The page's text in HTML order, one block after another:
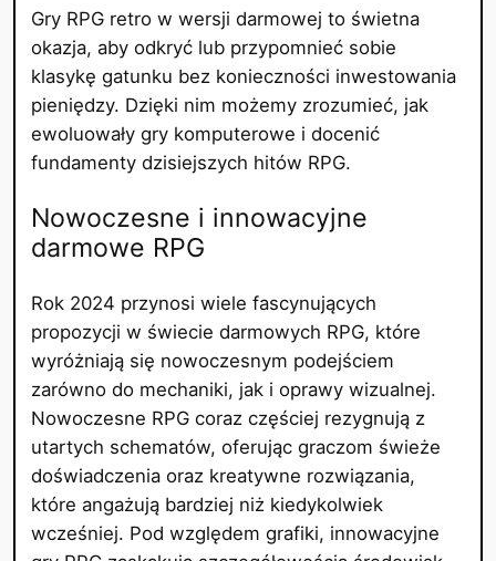
Gry RPG retro w wersji darmowej to świetna
okazja, aby odkryć lub przypomnieć sobie
klasykę gatunku bez konieczności inwestowania
pieniędzy. Dzięki nim możemy zrozumieć, jak
ewoluowały gry komputerowe i docenić
fundamenty dzisiejszych hitów RPG.
Nowoczesne i innowacyjne
darmowe RPG
Rok 2024 przynosi wiele fascynujących
propozycji w świecie darmowych RPG, które
wyróżniają się nowoczesnym podejściem
zarówno do mechaniki, jak i oprawy wizualnej.
Nowoczesne RPG coraz częściej rezygnują z
utartych schematów, oferując graczom świeże
doświadczenia oraz kreatywne rozwiązania,
które angażują bardziej niż kiedykolwiek
wcześniej. Pod względem grafiki, innowacyjne